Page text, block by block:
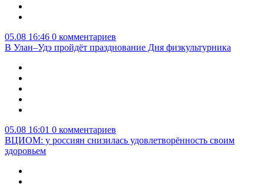
05.08 16:46 0 комментариев
В Улан–Удэ пройдёт празднование Дня физкультурника
05.08 16:01 0 комментариев
ВЦИОМ: у россиян снизилась удовлетворённость своим
здоровьем